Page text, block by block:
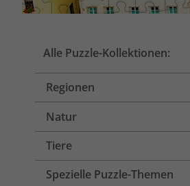
Alle Puzzle-Kollektionen:
Regionen
Natur
Tiere
Spezielle Puzzle-Themen